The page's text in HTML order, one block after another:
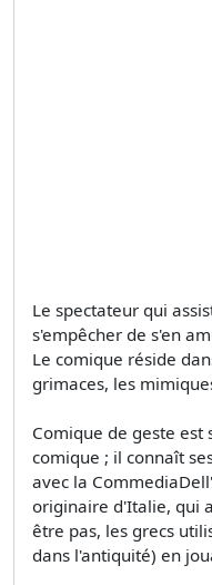
Le spectateur qui
s'empêcher de s'en
Le comique réside
grimaces, les
Comique de geste
comique ; il connaît
avec la
originaire d'Italie, qui
être pas, les grecs
dans l'antiquité) en